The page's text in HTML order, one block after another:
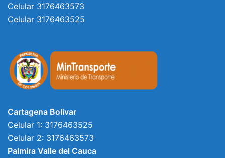
Celular 3176463573
Celular 3176463525
Cartagena Bolivar
Celular 1: 3176463525
Celular 2: 3176463573
Palmira Valle del Cauca